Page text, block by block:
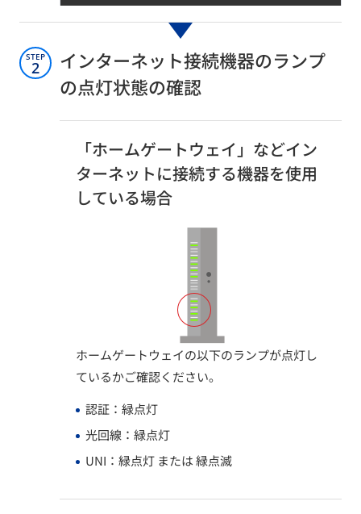
STEP
2
インターネット接続機器のランプ
の点灯状態の確認​
「ホームゲートウェイ」などイン
ターネットに接続する機器を使用
している場合
ホームゲートウェイの以下のランプが点灯し
ているかご確認ください。
認証：緑点灯​
光回線：緑点灯​
UNI：緑点灯 または 緑点滅​